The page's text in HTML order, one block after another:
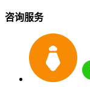
咨询服务